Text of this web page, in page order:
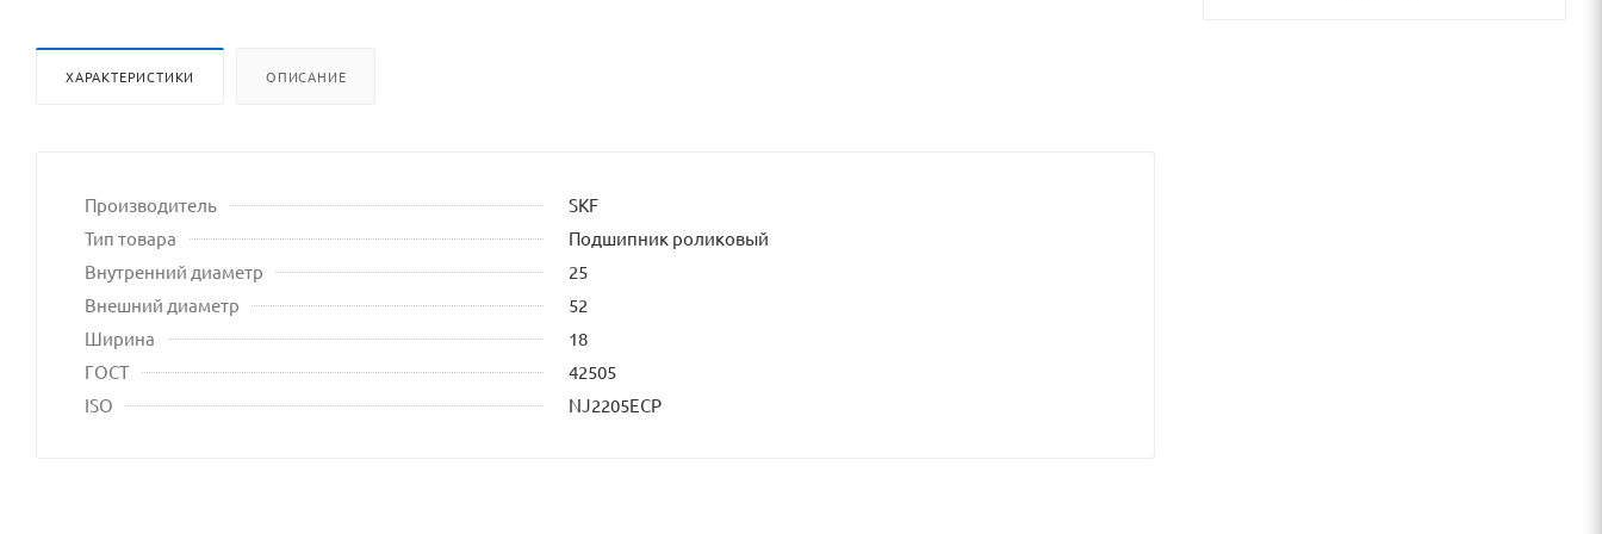
ХАРАКТЕРИСТИКИ ОПИСАНИЕ
Производитель
SKF
Тип товара
Подшипник роликовый
Внутренний диаметр
25
Внешний диаметр
52
Ширина
18
ГОСТ
42505
ISO
NJ2205ECP